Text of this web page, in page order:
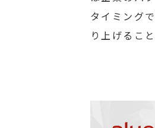
タイミング
り上げるこ